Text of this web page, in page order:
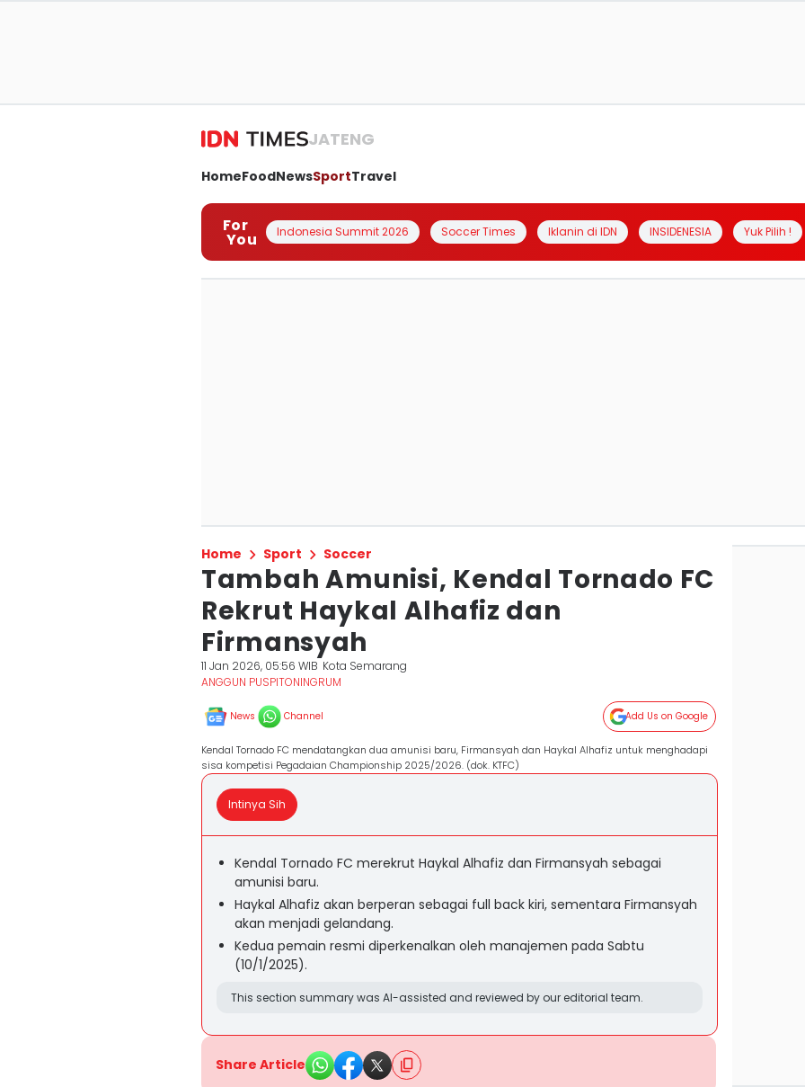
JATENG
HomeFoodNewsSportTravel
For
You Indonesia Summit 2026 Soccer Times Iklanin di IDN INSIDENESIA Yuk Pilih !
Home Sport Soccer
Tambah Amunisi, Kendal Tornado FC
Rekrut Haykal Alhafiz dan
Firmansyah
11 Jan 2026, 05:56 WIB Kota Semarang
ANGGUN PUSPITONINGRUM
News Channel Add Us on Google
Kendal Tornado FC mendatangkan dua amunisi baru, Firmansyah dan Haykal Alhafiz untuk menghadapi
sisa kompetisi Pegadaian Championship 2025/2026. (dok. KTFC)
Intinya Sih
Kendal Tornado FC merekrut Haykal Alhafiz dan Firmansyah sebagai
amunisi baru.
Haykal Alhafiz akan berperan sebagai full back kiri, sementara Firmansyah
akan menjadi gelandang.
Kedua pemain resmi diperkenalkan oleh manajemen pada Sabtu
(10/1/2025).
This section summary was AI-assisted and reviewed by our editorial team.
Share Article